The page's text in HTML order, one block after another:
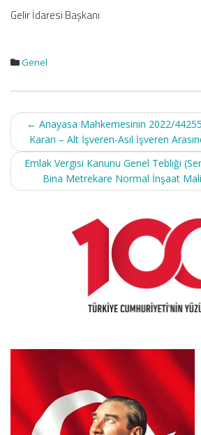
Gelir İdaresi Başkanı
Genel
Post
navigation
← Anayasa Mahkemesinin 2022/
Kararı – Alt İşveren-Asıl İşveren
Emlak Vergisi Kanunu Genel Tebliği
Bina Metrekare Normal İnşaat